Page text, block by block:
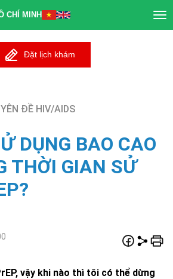
CHÍ MINH
Đặt lịch khám
ĐỀ HIV/AIDS
DỤNG BAO CAO
THỜI GIAN SỬ
vậy khi nào thì tôi có thể dừng